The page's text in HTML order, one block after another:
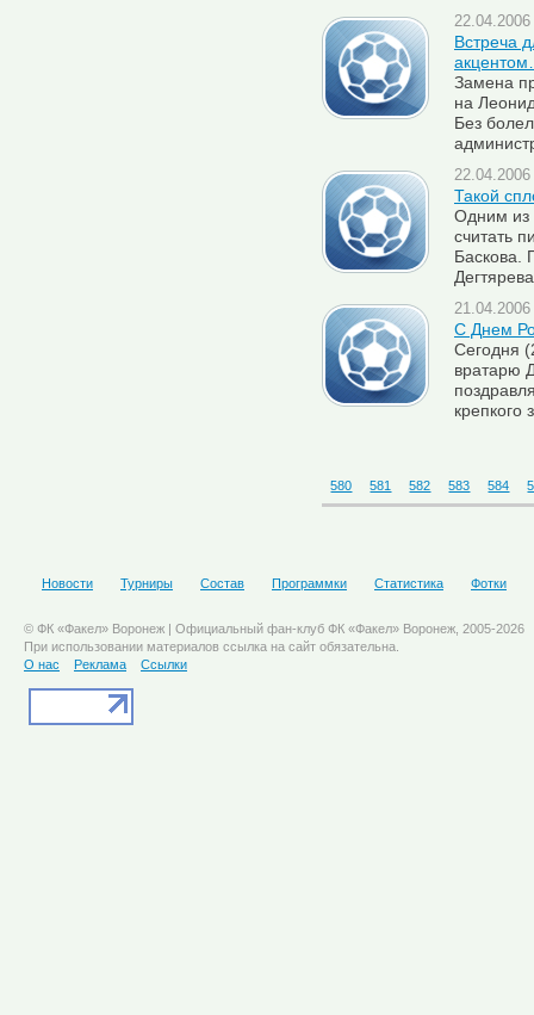
Встреча
Замена
на
Без
Такой
Одним из
считать
Баскова.
С Днем
Сегодня
вратарю
крепкого
580 581 582 583 584
Новости Турниры Состав Программки Статистика Фотки
© ФК «Факел» Воронеж | Официальный фан-клуб ФК «Факел» Воронеж, 2005-2026
При использовании материалов ссылка на сайт обязательна.
О нас
Реклама Ссылки